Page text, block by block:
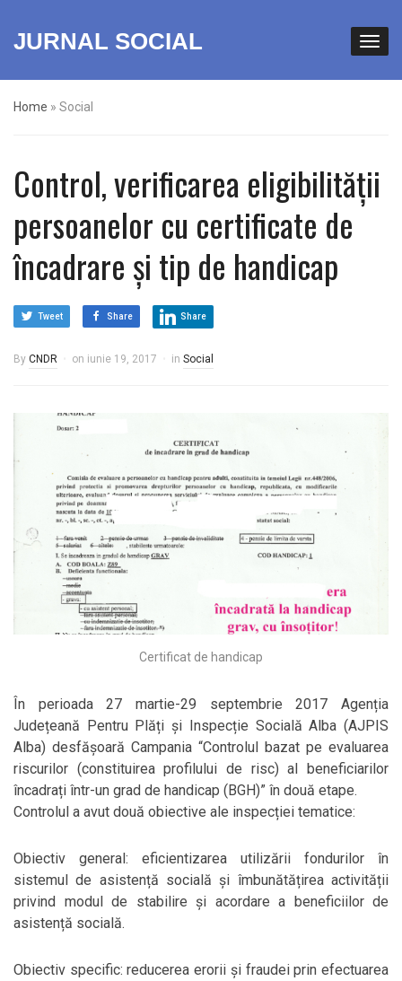
JURNAL SOCIAL
Home » Social
Control, verificarea eligibilității
persoanelor cu certificate de
încadrare și tip de handicap
Tweet Share Share
By CNDR on iunie 19, 2017 in Social
Certificat de handicap
În perioada 27 martie-29 septembrie 2017 Agenția
Județeană Pentru Plăți și Inspecție Socială Alba (AJPIS
Alba) desfășoară Campania “Controlul bazat pe evaluarea
riscurilor (constituirea profilului de risc) al beneficiarilor
încadrați într-un grad de handicap (BGH)” în două etape.
Controlul a avut două obiective ale inspecției tematice:
Obiectiv general: eficientizarea utilizării fondurilor în
sistemul de asistență socială și îmbunătățirea activității
privind modul de stabilire și acordare a beneficiilor de
asistență socială.
Obiectiv specific: reducerea erorii și fraudei prin efectuarea